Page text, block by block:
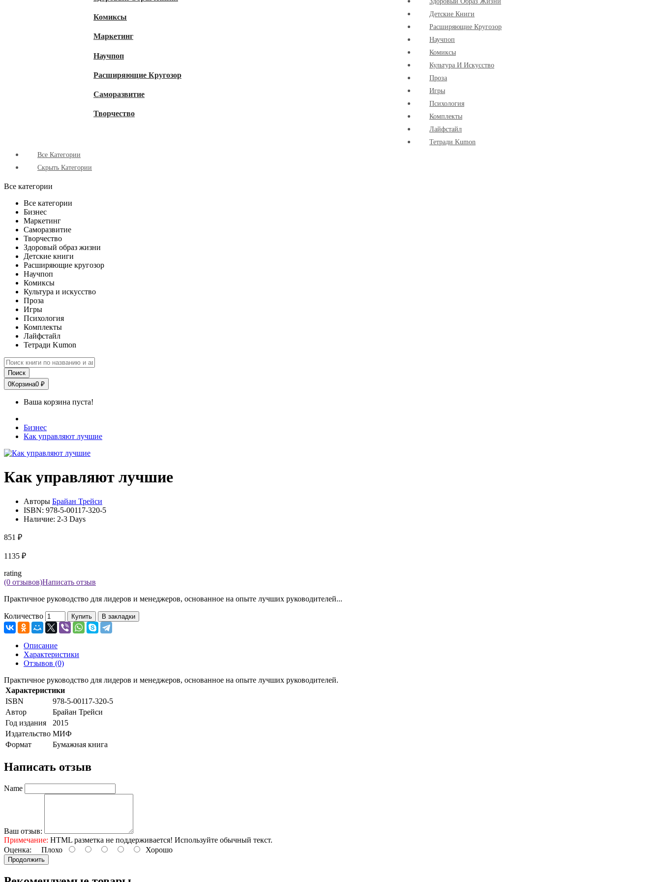
Комиксы
Маркетинг
Научпоп
Расширяющие Кругозор
Cаморазвитие
Творчество
Детские Книги
Расширяющие Кругозор
Научпоп
Комиксы
Культура И Искусство
Проза
Игры
Психология
Комплекты
Лайфстайл
Тетради Kumon
Все Категории
Скрыть Категории
Все категории
Все категории
Бизнес
Маркетинг
Саморазвитие
Творчество
Здоровый образ жизни
Детские книги
Расширяющие кругозор
Научпоп
Комиксы
Культура и искусство
Проза
Игры
Психология
Комплекты
Лайфстайл
Тетради Kumon
Поиск
0Корзина0 ₽
Ваша корзина пуста!
Бизнес
Как управляют лучшие
Как управляют лучшие
Авторы Брайан Трейси
ISBN: 978-5-00117-320-5
Наличие: 2-3 Days
851 ₽
1135 ₽
rating
(0 отзывов)Написать отзыв
Практичное руководство для лидеров и менеджеров, основанное на опыте лучших руководителей...
Количество Купить В закладки
Описание
Характеристики
Отзывов (0)
Практичное руководство для лидеров и менеджеров, основанное на опыте лучших руководителей.
Характеристики
ISBN
978-5-00117-320-5
Автор
Брайан Трейси
Год издания
2015
Издательство МИФ
Формат
Бумажная книга
Написать отзыв
Name
Ваш отзыв:
Примечание: HTML разметка не поддерживается! Используйте обычный текст.
Оценка: Плохо Хорошо
Продолжить